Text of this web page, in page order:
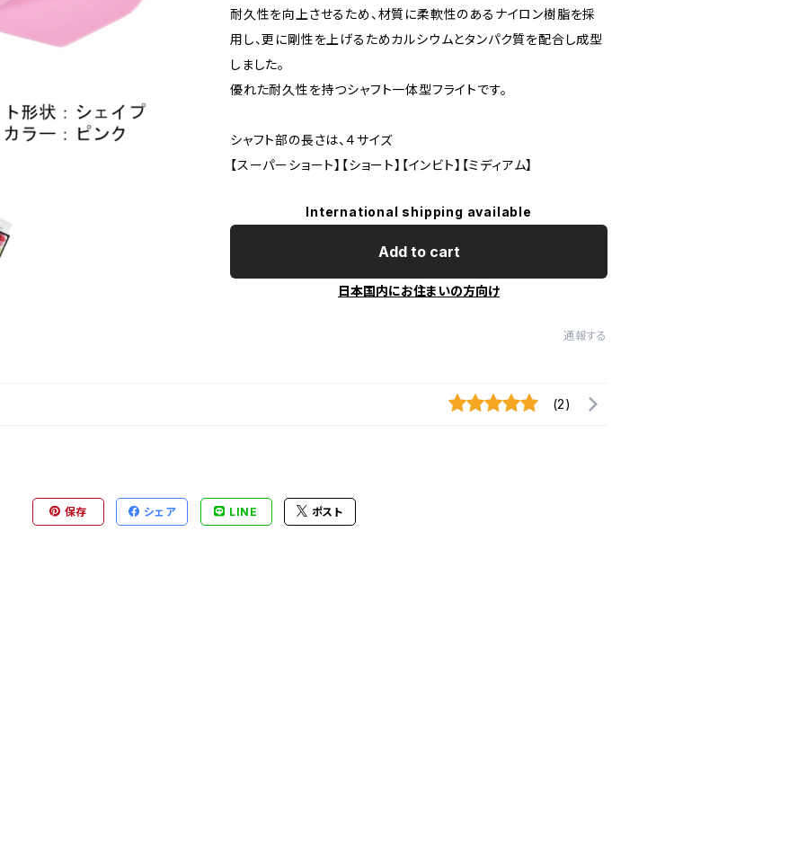
耐久性を向上させるため、材質に柔軟性のあるナイロン樹脂を採
用し、更に剛性を上げるためカルシウムとタンパク質を配合し成型
しました。
優れた耐久性を持つシャフト一体型フライトです。
シャフト部の長さは、４サイズ
【スーパーショート】【ショート】【インビト】【ミディアム】
International shipping available
Add to cart
日本国内にお住まいの方向け
通報する
(2)
保存 シェア LINE ポスト